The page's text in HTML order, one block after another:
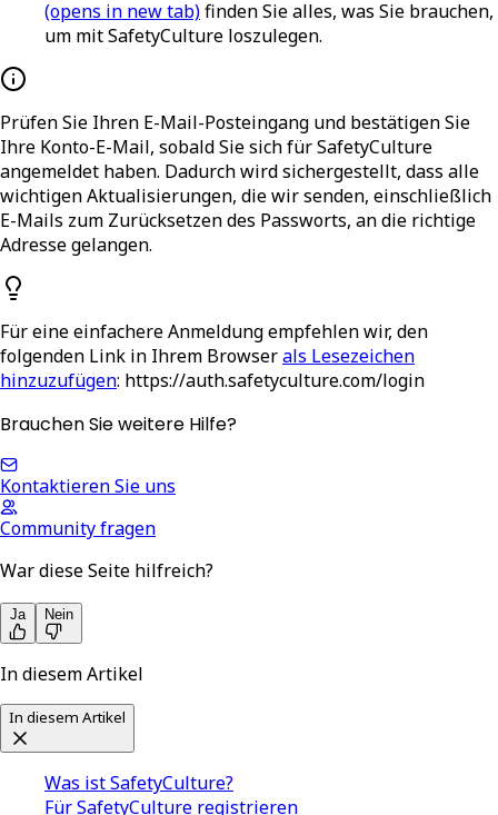
(opens in new tab)finden Sie alles, was Sie brauchen,
um mit SafetyCulture loszulegen.
Prüfen Sie Ihren E-Mail-Posteingang und bestätigen Sie
Ihre Konto-E-Mail, sobald Sie sich für SafetyCulture
angemeldet haben. Dadurch wird sichergestellt, dass alle
wichtigen Aktualisierungen, die wir senden, einschließlich
E-Mails zum Zurücksetzen des Passworts, an die richtige
Adresse gelangen.
Für eine einfachere Anmeldung empfehlen wir, den
folgenden Link in Ihrem Browserals Lesezeichen
hinzuzufügen: https://auth.safetyculture.com/login
Brauchen Sie weitere Hilfe?
Kontaktieren Sie uns
Community fragen
War diese Seite hilfreich?
Ja Nein
In diesem Artikel
In diesem Artikel
Was ist SafetyCulture?
Für SafetyCulture registrieren